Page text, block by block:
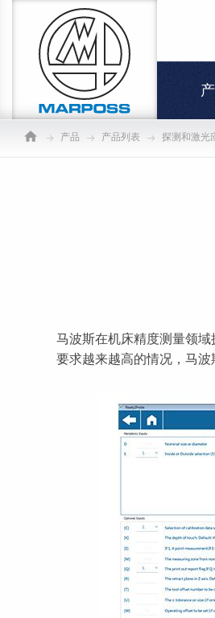
产品 产品列表 探测和激光
马波斯在机床精度测量领
要求越来越高的情况，马